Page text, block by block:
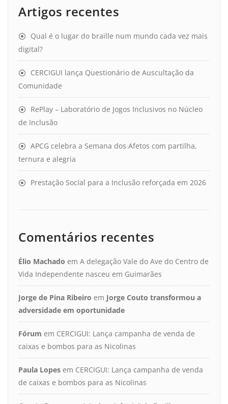
Artigos recentes
Qual é o lugar do braille num mundo cada vez mais
digital?
CERCIGUI lança Questionário de Auscultação da
Comunidade
RePlay – Laboratório de Jogos Inclusivos no Núcleo
de Inclusão
APCG celebra a Semana dos Afetos com partilha,
ternura e alegria
Prestação Social para a Inclusão reforçada em 2026
Comentários recentes
Élio Machado em A delegação Vale do Ave do Centro de
Vida Independente nasceu em Guimarães
Jorge de Pina Ribeiro em Jorge Couto transformou a
adversidade em oportunidade
Fórum em CERCIGUI: Lança campanha de venda de
caixas e bombos para as Nicolinas
Paula Lopes em CERCIGUI: Lança campanha de venda
de caixas e bombos para as Nicolinas